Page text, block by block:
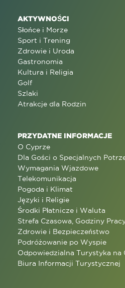
AKTYWNOŚCI
Słońce i Morze
Sport i Trening
Zdrowie i Uroda
Gastronomia
Kultura i Religia
Golf
Szlaki
Atrakcje dla Rodzin
PRZYDATNE INFORMACJE
O Cyprze
Dla Gości o Specjalnych
Wymagania Wjazdowe
Telekomunikacja
Pogoda i Klimat
Języki i Religie
Środki Płatnicze i Waluta
Strefa Czasowa, Godziny
Zdrowie i Bezpieczeństwo
Podróżowanie po Wyspie
Odpowiedzialna Turystyka na
Biura Informacji Turystycznej